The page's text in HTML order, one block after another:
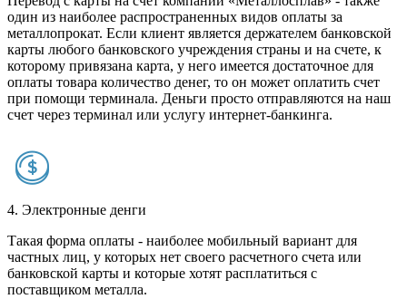
один из наиболее распространенных видов оплаты за
металлопрокат. Если клиент является держателем банковской
карты любого банковского учреждения страны и на счете, к
которому привязана карта, у него имеется достаточное для
оплаты товара количество денег, то он может оплатить счет
при помощи терминала. Деньги просто отправляются на наш
счет через терминал или услугу интернет-банкинга.
4. Электронные денги
Такая форма оплаты - наиболее мобильный вариант для
частных лиц, у которых нет своего расчетного счета или
банковской карты и которые хотят расплатиться с
поставщиком металла.